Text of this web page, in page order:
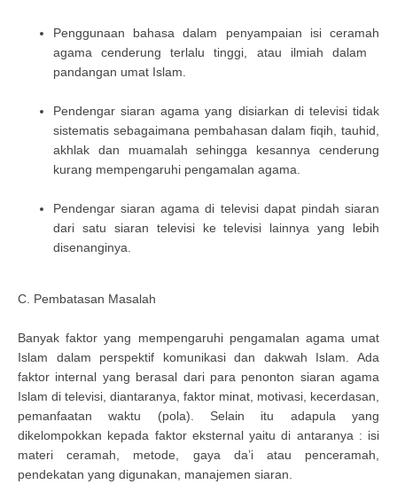
Penggunaan bahasa dalam penyampaian isi ceramah
agama cenderung terlalu tinggi, atau ilmiah dalam
pandangan umat Islam.
Pendengar siaran agama yang disiarkan di televisi tidak
sistematis sebagaimana pembahasan dalam fiqih, tauhid,
akhlak dan muamalah sehingga kesannya cenderung
kurang mempengaruhi pengamalan agama.
Pendengar siaran agama di televisi dapat pindah siaran
dari satu siaran televisi ke televisi lainnya yang lebih
disenanginya.
C. Pembatasan Masalah
Banyak faktor yang mempengaruhi pengamalan agama umat
Islam dalam perspektif komunikasi dan dakwah Islam. Ada
faktor internal yang berasal dari para penonton siaran agama
Islam di televisi, diantaranya, faktor minat, motivasi, kecerdasan,
pemanfaatan waktu (pola). Selain itu adapula yang
dikelompokkan kepada faktor eksternal yaitu di antaranya : isi
materi ceramah, metode, gaya da’i atau penceramah,
pendekatan yang digunakan, manajemen siaran.